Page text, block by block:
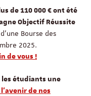
de 110 000 € ont été
Objectif Réussite
Bourse des
2025.
de vous !
les étudiants une
de nos